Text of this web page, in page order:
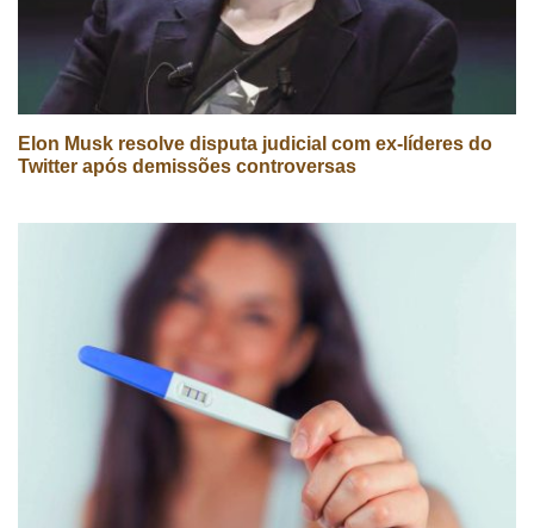
Elon Musk resolve disputa judicial com ex-líderes do
Twitter após demissões controversas